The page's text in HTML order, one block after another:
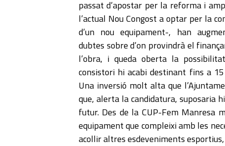
passat d’apostar per la reforma i
l’actual Nou Congost a optar per la
d’un nou equipament-, han
dubtes sobre d’on provindrà el
l’obra, i queda oberta la
consistori hi acabi destinant fins a
Una inversió molt alta que
que, alerta la candidatura, suposaria
futur. Des de la CUP-Fem Manresa
equipament que compleixi amb les
acollir altres esdeveniments